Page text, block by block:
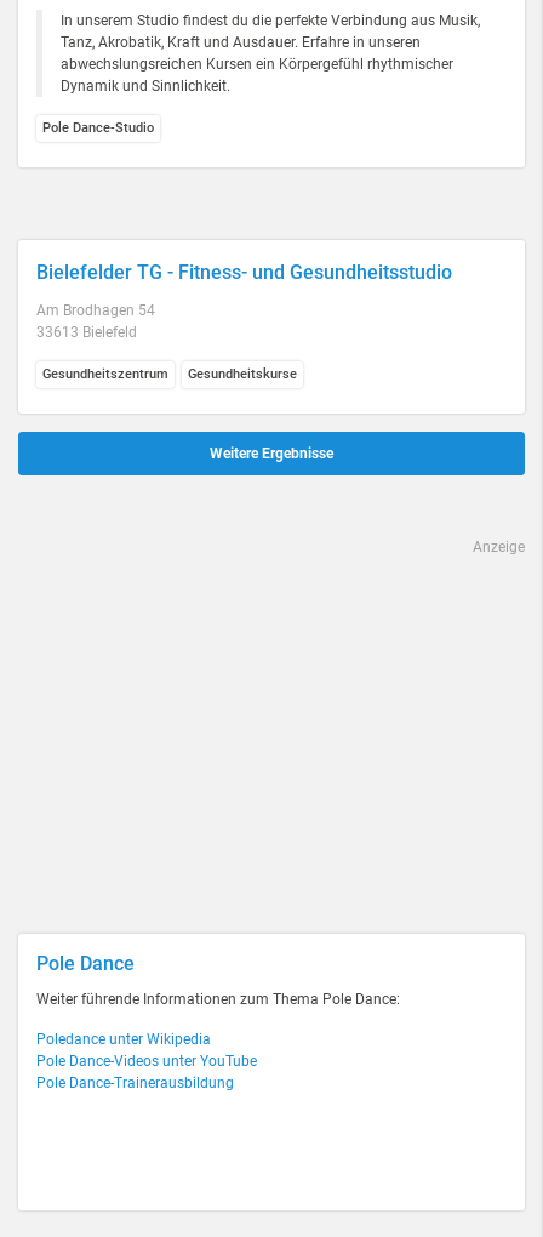
Pole Dance
Weiter führende Informationen zum Thema Pole Dance:
Poledance unter Wikipedia
Pole Dance-Videos unter YouTube
Pole Dance-Trainerausbildung
In unserem Studio findest du die perfekte Verbindung aus Musik,
Tanz, Akrobatik, Kraft und Ausdauer. Erfahre in unseren
abwechslungsreichen Kursen ein Körpergefühl rhythmischer
Dynamik und Sinnlichkeit.
Pole Dance-Studio
Bielefelder TG - Fitness- und Gesundheitsstudio
Am Brodhagen 54
33613 Bielefeld
Gesundheitszentrum Gesundheitskurse
Weitere Ergebnisse
Anzeige